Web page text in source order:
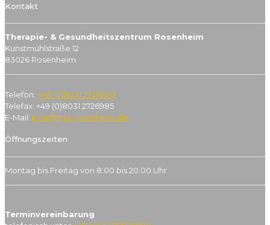
Kontakt
Therapie- & Gesundheitszentrum Rosenheim
Kunstmühlstraße 12
83026 Rosenheim
Telefon: +49 (0)8031 2726990
Telefax: +49 (0)8031 2726985
E-Mail: post@tgz-rosenheim.de
Öffnungszeiten
Montag bis Freitag von 8:00 bis 20:00 Uhr
Terminvereinbarung